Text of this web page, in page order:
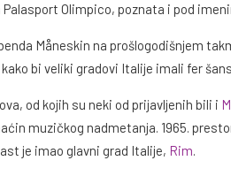
Olimpico, poznata i pod
Måneskin na prošlogodišnjem
bi veliki gradovi Italije imali fer
od kojih su neki od prijavljenih bili i
muzičkog nadmetanja. 1965.
je imao glavni grad Italije, Rim.